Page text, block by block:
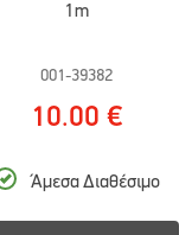
1m
001-39382
10.00 €
Άμεσα Διαθέσιμο